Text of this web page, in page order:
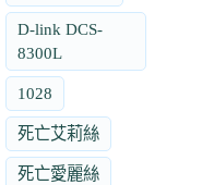
D-link DCS-
8300L
1028
死亡艾莉絲
死亡愛麗絲